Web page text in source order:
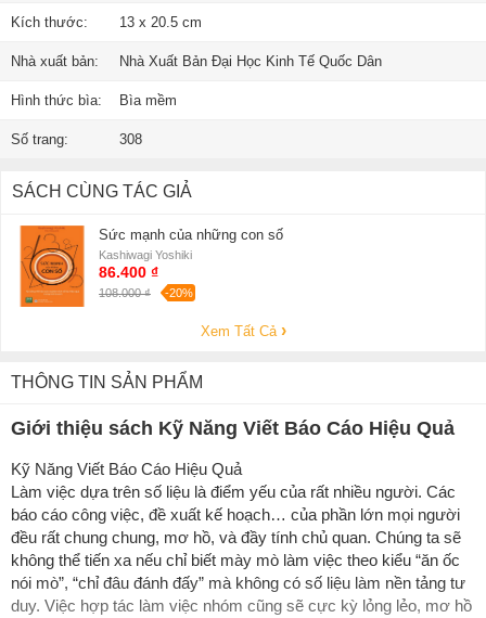
Kích thước: 13 x 20.5 cm
Nhà xuất bản: Nhà Xuất Bản Đại Học Kinh Tế Quốc Dân
Hình thức bìa: Bìa mềm
Số trang: 308
SÁCH CÙNG TÁC GIẢ
Sức mạnh của những con số
Kashiwagi Yoshiki
86.400 ₫
108.000 ₫ -20%
Xem Tất Cả
THÔNG TIN SẢN PHẨM
Giới thiệu sách Kỹ Năng Viết Báo Cáo Hiệu Quả
Kỹ Năng Viết Báo Cáo Hiệu Quả
Làm việc dựa trên số liệu là điểm yếu của rất nhiều người. Các
báo cáo công việc, đề xuất kế hoạch… của phần lớn mọi người
đều rất chung chung, mơ hồ, và đầy tính chủ quan. Chúng ta sẽ
không thể tiến xa nếu chỉ biết mày mò làm việc theo kiểu “ăn ốc
nói mò”, “chỉ đâu đánh đấy” mà không có số liệu làm nền tảng tư
duy. Việc hợp tác làm việc nhóm cũng sẽ cực kỳ lỏng lẻo, mơ hồ